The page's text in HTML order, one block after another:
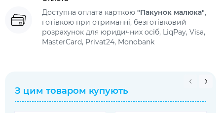
Доступна оплата карткою "Пакунок малюка",
готівкою при отриманні, безготівковий
розрахунок для юридичних осіб, LiqPay, Visa,
MasterCard, Privat24, Monobank
З цим товаром купують